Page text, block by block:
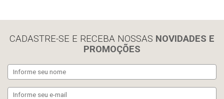
Exibir todos Fechar [×]
CADASTRE-SE E RECEBA NOSSAS NOVIDADES E
PROMOÇÕES